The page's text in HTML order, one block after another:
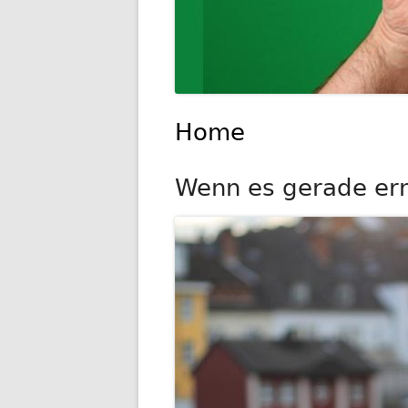
Home
Wenn es gerade